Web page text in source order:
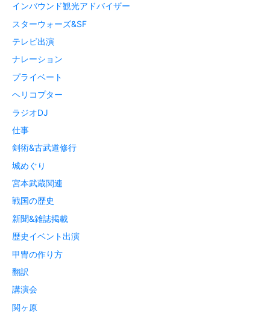
インバウンド観光アドバイザー
スターウォーズ&SF
テレビ出演
ナレーション
プライベート
ヘリコプター
ラジオDJ
仕事
剣術&古武道修行
城めぐり
宮本武蔵関連
戦国の歴史
新聞&雑誌掲載
歴史イベント出演
甲冑の作り方
翻訳
講演会
関ヶ原